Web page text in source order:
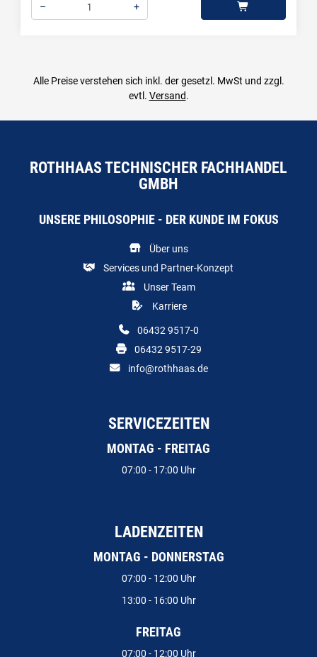
–
+
Alle Preise verstehen sich inkl. der gesetzl. MwSt und zzgl.
evtl. Versand.
ROTHHAAS TECHNISCHER FACHHANDEL
GMBH
UNSERE PHILOSOPHIE - DER KUNDE IM FOKUS
Über uns
Services und Partner-Konzept
Unser Team
Karriere
06432 9517-0
06432 9517-29
info@rothhaas.de
SERVICEZEITEN
MONTAG - FREITAG
07:00 - 17:00 Uhr
LADENZEITEN
MONTAG - DONNERSTAG
07:00 - 12:00 Uhr
13:00 - 16:00 Uhr
FREITAG
07:00 - 12:00 Uhr